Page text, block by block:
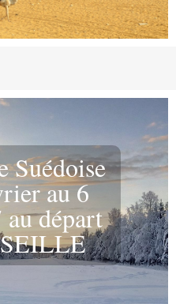
Suédoise
au 6
départ